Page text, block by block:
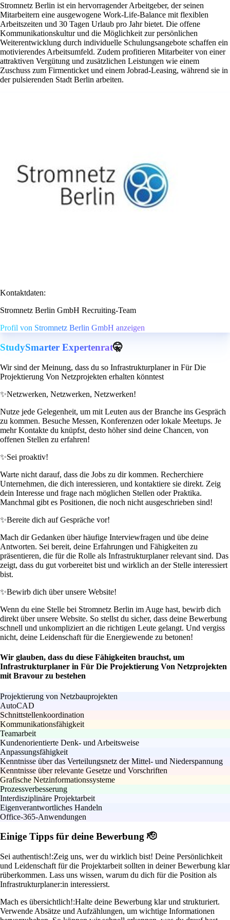
Stromnetz Berlin ist ein hervorragender Arbeitgeber, der seinen
Mitarbeitern eine ausgewogene Work-Life-Balance mit flexiblen
Arbeitszeiten und 30 Tagen Urlaub pro Jahr bietet. Die offene
Kommunikationskultur und die Möglichkeit zur persönlichen
Weiterentwicklung durch individuelle Schulungsangebote schaffen ein
motivierendes Arbeitsumfeld. Zudem profitieren Mitarbeiter von einer
attraktiven Vergütung und zusätzlichen Leistungen wie einem
Zuschuss zum Firmenticket und einem Jobrad-Leasing, während sie in
der pulsierenden Stadt Berlin arbeiten.
Kontaktdaten:
Stromnetz Berlin GmbH Recruiting-Team
Profil von Stromnetz Berlin GmbH anzeigen
StudySmarter Expertenrat🤫
Wir sind der Meinung, dass du so Infrastrukturplaner in Für Die
Projektierung Von Netzprojekten erhalten könntest
✨Netzwerken, Netzwerken, Netzwerken!
Nutze jede Gelegenheit, um mit Leuten aus der Branche ins Gespräch
zu kommen. Besuche Messen, Konferenzen oder lokale Meetups. Je
mehr Kontakte du knüpfst, desto höher sind deine Chancen, von
offenen Stellen zu erfahren!
✨Sei proaktiv!
Warte nicht darauf, dass die Jobs zu dir kommen. Recherchiere
Unternehmen, die dich interessieren, und kontaktiere sie direkt. Zeig
dein Interesse und frage nach möglichen Stellen oder Praktika.
Manchmal gibt es Positionen, die noch nicht ausgeschrieben sind!
✨Bereite dich auf Gespräche vor!
Mach dir Gedanken über häufige Interviewfragen und übe deine
Antworten. Sei bereit, deine Erfahrungen und Fähigkeiten zu
präsentieren, die für die Rolle als Infrastrukturplaner relevant sind. Das
zeigt, dass du gut vorbereitet bist und wirklich an der Stelle interessiert
bist.
✨Bewirb dich über unsere Website!
Wenn du eine Stelle bei Stromnetz Berlin im Auge hast, bewirb dich
direkt über unsere Website. So stellst du sicher, dass deine Bewerbung
schnell und unkompliziert an die richtigen Leute gelangt. Und vergiss
nicht, deine Leidenschaft für die Energiewende zu betonen!
Wir glauben, dass du diese Fähigkeiten brauchst, um
Infrastrukturplaner in Für Die Projektierung Von Netzprojekten
mit Bravour zu bestehen
Projektierung von Netzbauprojekten
AutoCAD
Schnittstellenkoordination
Kommunikationsfähigkeit
Teamarbeit
Kundenorientierte Denk- und Arbeitsweise
Anpassungsfähigkeit
Kenntnisse über das Verteilungsnetz der Mittel- und Niederspannung
Kenntnisse über relevante Gesetze und Vorschriften
Grafische Netzinformationssysteme
Prozessverbesserung
Interdisziplinäre Projektarbeit
Eigenverantwortliches Handeln
Office-365-Anwendungen
Einige Tipps für deine Bewerbung 🫡
Sei authentisch!:Zeig uns, wer du wirklich bist! Deine Persönlichkeit
und Leidenschaft für die Projektarbeit sollten in deiner Bewerbung klar
rüberkommen. Lass uns wissen, warum du dich für die Position als
Infrastrukturplaner:in interessierst.
Mach es übersichtlich!:Halte deine Bewerbung klar und strukturiert.
Verwende Absätze und Aufzählungen, um wichtige Informationen